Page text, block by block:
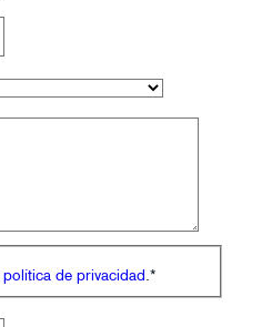
política de privacidad .*